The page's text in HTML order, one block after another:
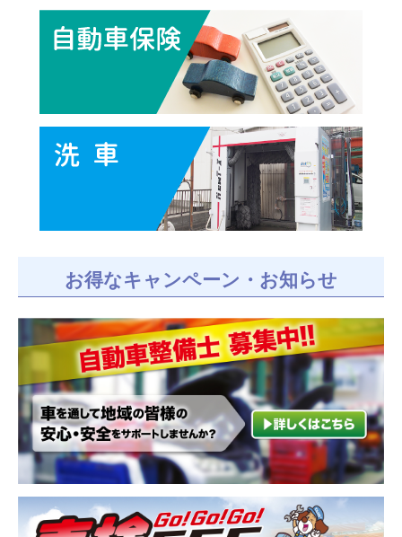
お得なキャンペーン・お知らせ